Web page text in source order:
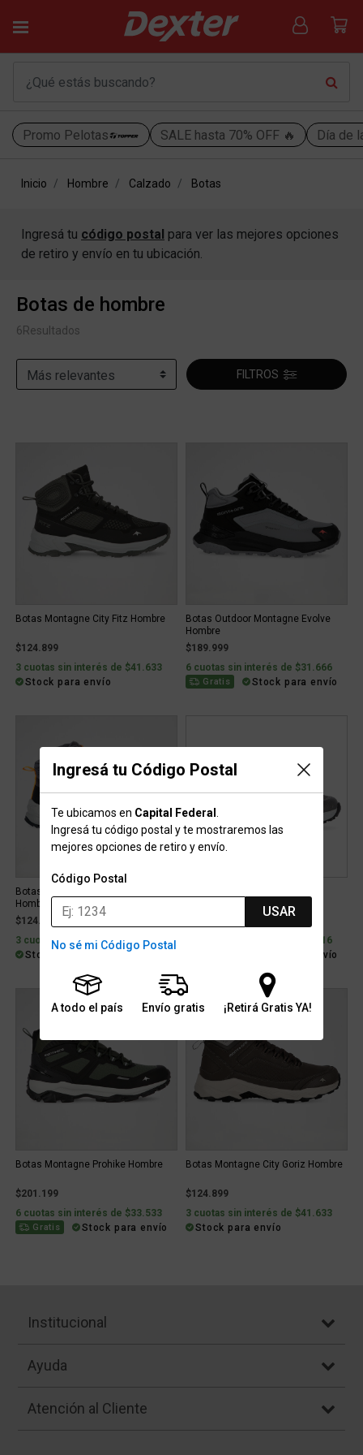
Promo Pelotas SALE hasta 70% OFF 🔥 Día de
Ingresá tu Código Postal
Te ubicamos en Capital Federal
Ingresá tu código postal y te mostraremos las
mejores opciones de retiro y envío.
Código Postal
USAR
No sé mi Código Postal
A todo el país Envío gratis ¡Retirá Gratis YA!
Inicio Hombre Calzado Botas
Ingresá tu código postal para ver las mejores opciones
de retiro y envío en tu ubicación.
Botas de hombre
6Resultados
FILTROS
Botas Montagne City Fitz Hombre
$124.899
3 cuotas sin interés de $41.633
Stock para envío
Botas Outdoor Montagne Evolve
Hombre
$189.999
6 cuotas sin interés de $31.666
Gratis Stock para envío
Botas Outdoor Montagne Fitz
Hombre HALFLOAT
$124.899
3 cuotas sin interés de $41.633
Stock para envío
6 cuotas sin interés de $28.316
Stock para envío
Botas Montagne Prohike Hombre
$201.199
6 cuotas sin interés de $33.533
Gratis Stock para envío
Botas Montagne City Goriz Hombre
$124.899
3 cuotas sin interés de $41.633
Stock para envío
Institucional
Ayuda
Atención al Cliente